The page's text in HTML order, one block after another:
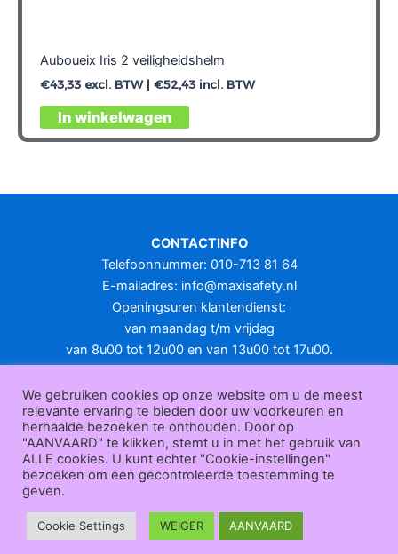
Auboueix Iris 2 veiligheidshelm
€43,33excl. BTW | €52,43incl. BTW
In winkelwagen
Dit
product
variaties.
optie
gekozen
worden
op
productpagina
CONTACTINFO
Telefoonnummer: 010-713 81 64
E-mailadres: info@maxisafety.nl
Openingsuren klantendienst:
van maandag t/m vrijdag
van 8u00 tot 12u00 en van 13u00 tot 17u00.
KLANTENSERVICE
Over
ons|Bedrijfsgegevens| F.A.Q.|Bestelprocedure | Betaling
ending | Retourneren|Herroepingsrecht|Herroepingsfunctie
ederverkoop|Bedrukken|Contact
Algemene voorwaarden
Maxisafety.nl © 2026
We gebruiken cookies op onze website om u de meest
relevante ervaring te bieden door uw voorkeuren en
herhaalde bezoeken te onthouden. Door op
"AANVAARD" te klikken, stemt u in met het gebruik van
ALLE cookies. U kunt echter "Cookie-instellingen"
bezoeken om een gecontroleerde toestemming te
geven.
Cookie Settings WEIGER AANVAARD